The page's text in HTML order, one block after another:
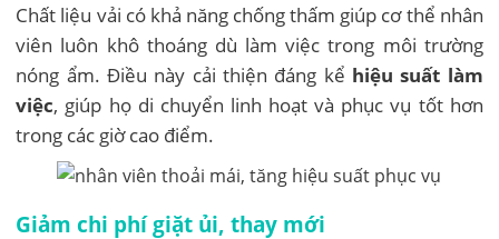
Chất liệu vải có khả năng chống thấm giúp cơ thể nhân
viên luôn khô thoáng dù làm việc trong môi trường
nóng ẩm. Điều này cải thiện đáng kể hiệu suất làm
việc, giúp họ di chuyển linh hoạt và phục vụ tốt hơn
trong các giờ cao điểm.
Giảm chi phí giặt ủi, thay mới